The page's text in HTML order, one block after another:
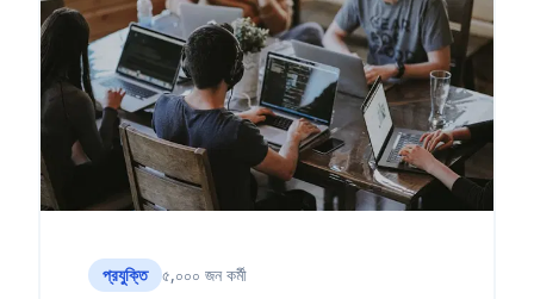
প্রযুক্তি ৫,০০০ জন কর্মী